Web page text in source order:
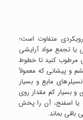
متفاوت است؛
تجمع مواد آرایشی
مرطوب کنید تا خطوط
و پیشانی که معمولاً
مایع و بسیار
و بسیار کم مقدار روی
یا اسفنج، آن را پخش
باقی بماند.